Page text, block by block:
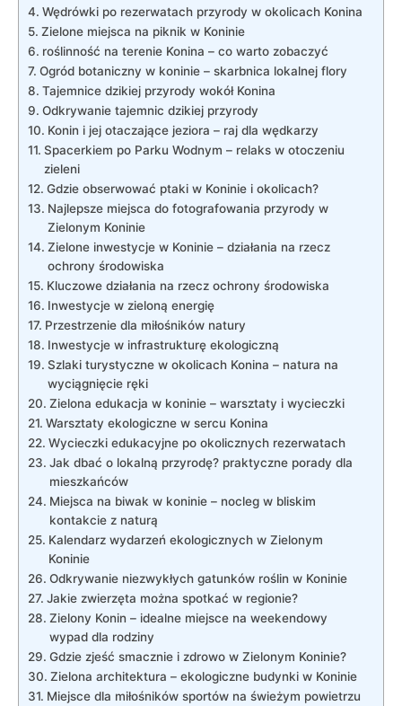
Wędrówki po rezerwatach‌ przyrody w okolicach Konina
Zielone miejsca na piknik w Koninie
roślinność ​na terenie Konina – co warto ​zobaczyć
Ogród ⁤botaniczny w‌ koninie – skarbnica lokalnej ‍flory
Tajemnice dzikiej przyrody wokół Konina
Odkrywanie ‍tajemnic dzikiej przyrody
Konin i⁣ jej otaczające jeziora – raj⁢ dla wędkarzy
Spacerkiem po Parku Wodnym – relaks ⁢w otoczeniu
zieleni
Gdzie obserwować ptaki‌ w ⁣Koninie i okolicach?
Najlepsze ⁣miejsca do ⁤fotografowania przyrody⁢ w
Zielonym Koninie
Zielone inwestycje w‍ Koninie – działania na rzecz
ochrony​ środowiska
Kluczowe działania na rzecz ochrony środowiska
Inwestycje⁤ w ‌zieloną energię
Przestrzenie dla miłośników natury
Inwestycje w infrastrukturę ekologiczną
Szlaki turystyczne‍ w okolicach ‌Konina – natura na
wyciągnięcie ręki
Zielona ​edukacja ‍w koninie – warsztaty i wycieczki
Warsztaty ekologiczne w sercu Konina
Wycieczki edukacyjne po ⁢okolicznych rezerwatach
Jak dbać ​o lokalną⁢ przyrodę? praktyczne ‍porady dla
mieszkańców
Miejsca ⁢na⁢ biwak w koninie –⁤ nocleg w bliskim
kontakcie⁢ z naturą
Kalendarz⁢ wydarzeń ekologicznych w Zielonym
⁢Koninie
Odkrywanie niezwykłych gatunków roślin w Koninie
Jakie ⁣zwierzęta można spotkać w regionie?
Zielony Konin – idealne ‌miejsce na weekendowy
‍wypad dla rodziny
Gdzie ​zjeść smacznie i zdrowo w ‍Zielonym Koninie?
Zielona architektura – ekologiczne budynki w Koninie
Miejsce dla miłośników​ sportów na świeżym powietrzu